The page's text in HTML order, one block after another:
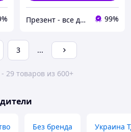
Презент - все для декора 99%
3 ...
29 товаров из 600+
Без бренда Украина